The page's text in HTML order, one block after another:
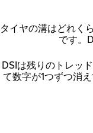
タイヤの溝はどれく
です。
DSIは残りのトレッ
て数字が1つずつ消